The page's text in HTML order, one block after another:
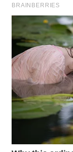
INDRAMAYU
WN
KUNINGAN
WN
MAJALENGKA
WN
SUBANG